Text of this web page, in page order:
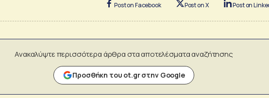
Post on Facebook Post on X Post on
Ανακαλύψτε περισσότερα άρθρα στα αποτελέσματα αναζήτησης
Προσθήκη του ot.gr στην Google